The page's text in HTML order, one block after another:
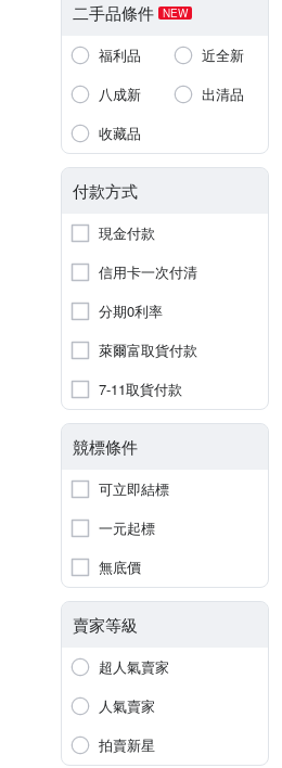
二手品條件 NEW
福利品
近全新
八成新
出清品
收藏品
付款方式
現金付款
信用卡一次付清
分期0利率
萊爾富取貨付款
7-11取貨付款
競標條件
可立即結標
一元起標
無底價
賣家等級
超人氣賣家
人氣賣家
拍賣新星